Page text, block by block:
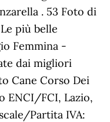
. 53 Foto di
più belle
Femmina -
dai migliori
Cane Corso Dei
ENCI/FCI, Lazio,
Partita IVA: